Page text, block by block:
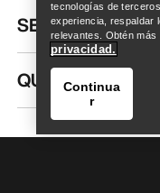
SEGUIR
QUIÉNES SOMOS
tecnologías de
experiencia, respaldar
relevantes. Obtén
privacidad.
Continua
r